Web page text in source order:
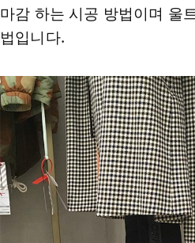
마감 하는 시공 방법이며 울
법입니다.